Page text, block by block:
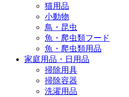
猫用品
小動物
鳥・昆虫
魚・爬虫類フード
魚・爬虫類用品
家庭用品・日用品
掃除用具
掃除容器
洗濯用品